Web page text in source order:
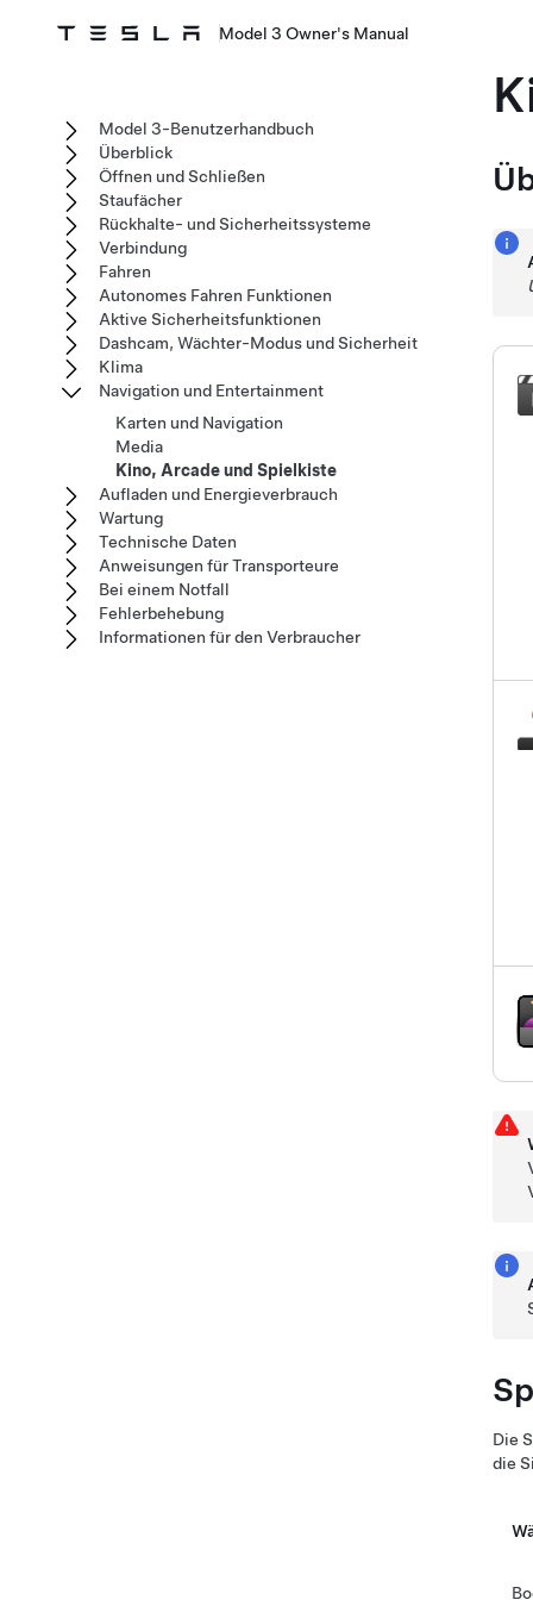
Model 3 Owner's Manual
Die
die
Model 3-Benutzerhandbuch
Überblick
Öffnen und Schließen
Staufächer
Rückhalte- und Sicherheitssysteme
Verbindung
Fahren
Autonomes Fahren Funktionen
Aktive Sicherheitsfunktionen
Dashcam, Wächter-Modus und Sicherheit
Klima
Navigation und Entertainment
Karten und Navigation
Media
Kino, Arcade und Spielkiste
Aufladen und Energieverbrauch
Wartung
Technische Daten
Anweisungen für Transporteure
Bei einem Notfall
Fehlerbehebung
Informationen für den Verbraucher